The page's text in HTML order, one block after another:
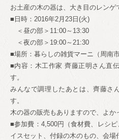
お土産の木の器は、大き目のレンゲ
■日時：2016年2月23日(火)
＜昼の部＞11:00～13:30
＜夜の部＞19:00～21:30
■場所：暮らしの雑貨マーニ（周南
■内容：木工作家 齊藤正明さん直
す。
みんなで調理したあとは、齊藤さ
す。
木の器の販売もありますので、よか
■参加費：4,500円（食材費、レシピ
イスセット、付録の木のもの、会場